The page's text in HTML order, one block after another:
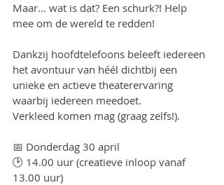
Maar… wat is dat? Een schurk?! Help
mee om de wereld te redden!
Dankzij hoofdtelefoons beleeft iedereen
het avontuur van héél dichtbij een
unieke en actieve theaterervaring
waarbij iedereen meedoet.
Verkleed komen mag (graag zelfs!).
📅 Donderdag 30 april
🕑 14.00 uur (creatieve inloop vanaf
13.00 uur)